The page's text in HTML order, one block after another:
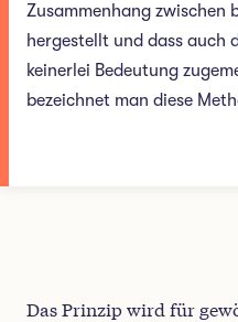
Zusammenhang zwischen
hergestellt und dass auch
keinerlei Bedeutung
bezeichnet man diese
Das Prinzip wird für